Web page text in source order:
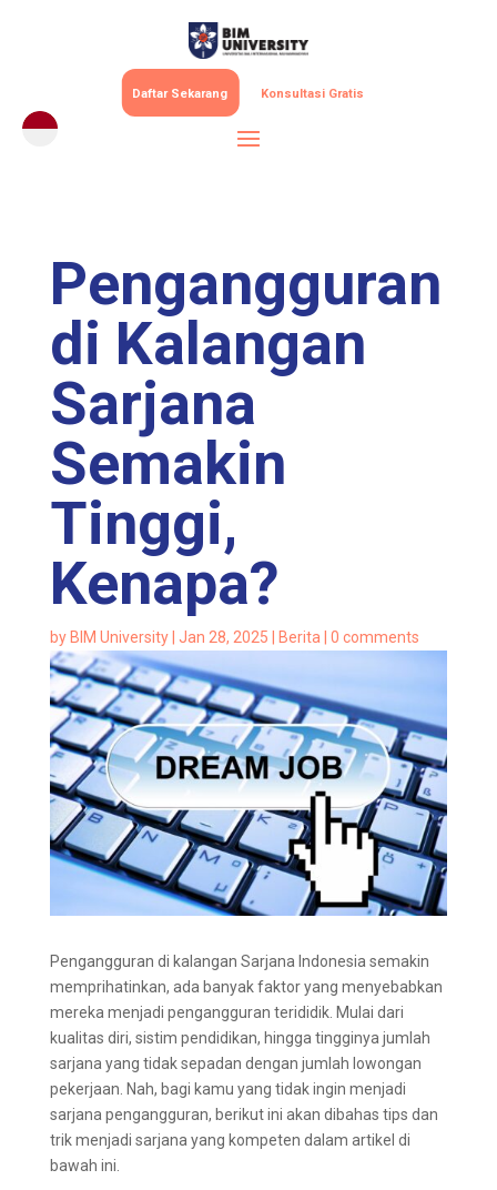
Daftar Sekarang Konsultasi Gratis
Pengangguran
di Kalangan
Sarjana
Semakin
Tinggi,
Kenapa?
by BIM University| Jan 28, 2025 Berita 0 comments
Pengangguran di kalangan Sarjana Indonesia semakin
memprihatinkan, ada banyak faktor yang menyebabkan
mereka menjadi pengangguran terididik. Mulai dari
kualitas diri, sistim pendidikan, hingga tingginya jumlah
sarjana yang tidak sepadan dengan jumlah lowongan
pekerjaan. Nah, bagi kamu yang tidak ingin menjadi
sarjana pengangguran, berikut ini akan dibahas tips dan
trik menjadi sarjana yang kompeten dalam artikel di
bawah ini.